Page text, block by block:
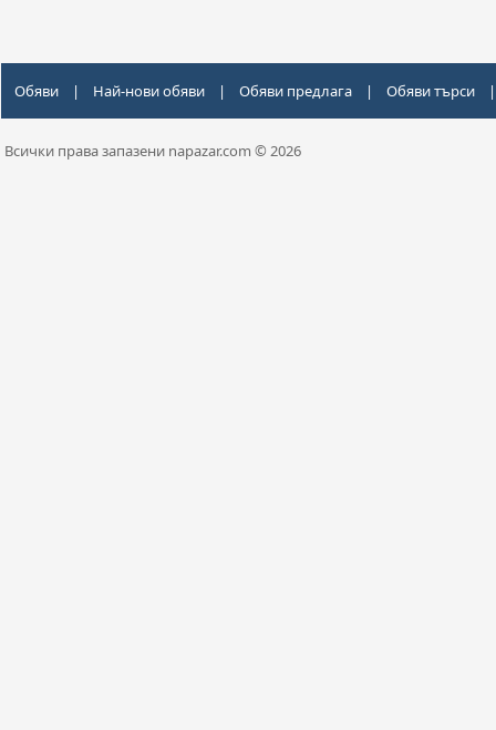
Обяви | Най-нови обяви | Обяви предлага | Обяви търси |
Всички права запазени napazar.com © 2026